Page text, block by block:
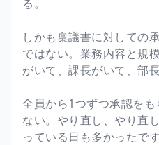
る。
しかも稟議書に対しての
ではない。業務内容と規
がいて、課長がいて、部
全員から1つずつ承認を
ない。やり直し、やり直
っている日も多かったです